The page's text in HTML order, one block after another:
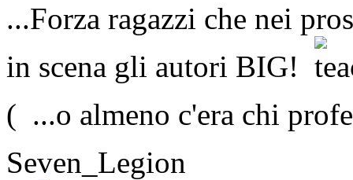
...Forza ragazzi che nei
in scena gli autori BIG!
( ...o almeno c'era chi
Seven_Legion